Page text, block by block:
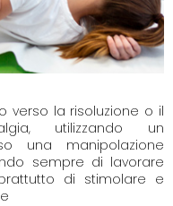
verso la risoluzione o il
utilizzando un
una manipolazione
sempre di lavorare
di stimolare e